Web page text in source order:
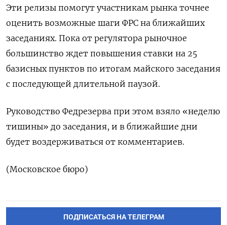
Эти релизы помогут участникам рынка точнее
оценить возможные шаги ФРС на ближайших
заседаниях. Пока от регулятора рыночное
большинство ждет повышения ставки на 25
базисных пунктов по итогам майского заседания
с последующей длительной паузой.
Руководство Федрезерва при этом взяло «неделю
тишины» до заседания, и в ближайшие дни
будет воздерживаться от комментариев.
(Московское бюро)
ПОДПИСАТЬСЯ НА ТЕЛЕГРАМ